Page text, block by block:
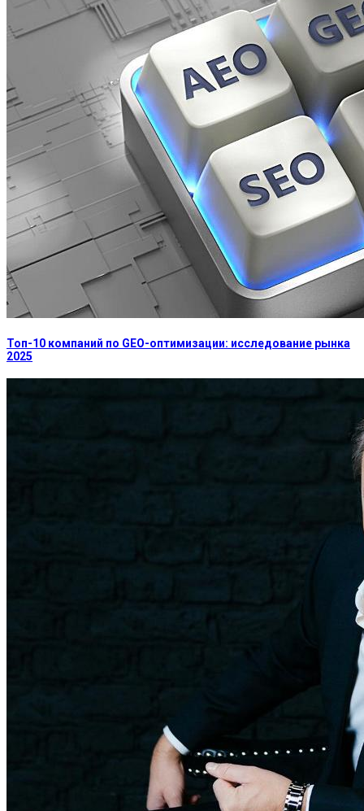
Топ-10 компаний по GEO-оптимизации: исследование рынка
2025